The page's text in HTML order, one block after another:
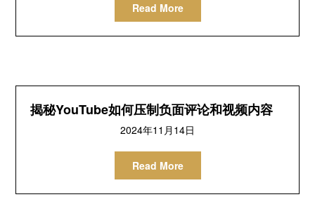
Read More
揭秘YouTube如何压制负面评论和视频内容
2024年11月14日
Read More